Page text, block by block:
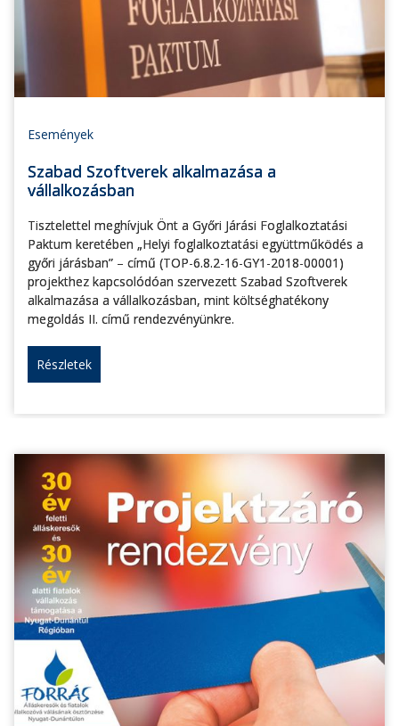
Események
Szabad Szoftverek alkalmazása a
vállalkozásban
Tisztelettel meghívjuk Önt a Győri Járási Foglalkoztatási
Paktum keretében „Helyi foglalkoztatási együttműködés a
győri járásban” – című (TOP-6.8.2-16-GY1-2018-00001)
projekthez kapcsolódóan szervezett Szabad Szoftverek
alkalmazása a vállalkozásban, mint költséghatékony
megoldás II. című rendezvényünkre.
Részletek